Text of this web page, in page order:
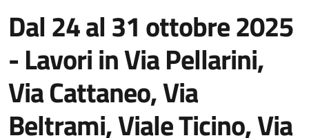
Dal 24 al 31 ottobre 2025
- Lavori in Via Pellarini,
Via Cattaneo, Via
Beltrami, Viale Ticino, Via